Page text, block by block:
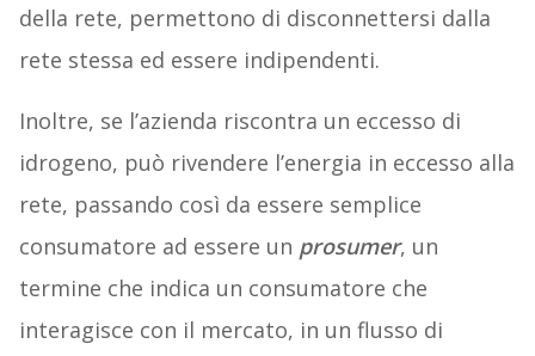
della rete, permettono di disconnettersi dalla
rete stessa ed essere indipendenti.
Inoltre, se l’azienda riscontra un eccesso di
idrogeno, può rivendere l’energia in eccesso alla
rete, passando così da essere semplice
consumatore ad essere un prosumer, un
termine che indica un consumatore che
interagisce con il mercato, in un flusso di